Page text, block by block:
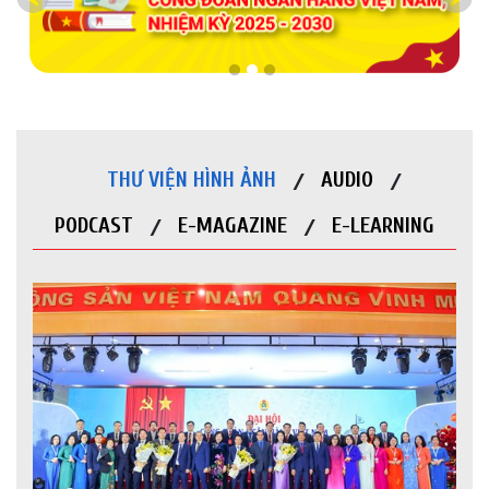
THƯ VIỆN HÌNH ẢNH
AUDIO
PODCAST
E-MAGAZINE E-LEARNING